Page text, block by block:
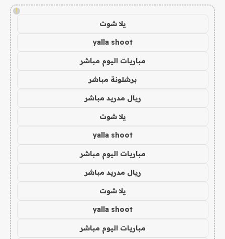
!
يلا شوت
yalla shoot
مباريات اليوم مباشر
برشلونة مباشر
ريال مدريد مباشر
يلا شوت
yalla shoot
مباريات اليوم مباشر
ريال مدريد مباشر
يلا شوت
yalla shoot
مباريات اليوم مباشر